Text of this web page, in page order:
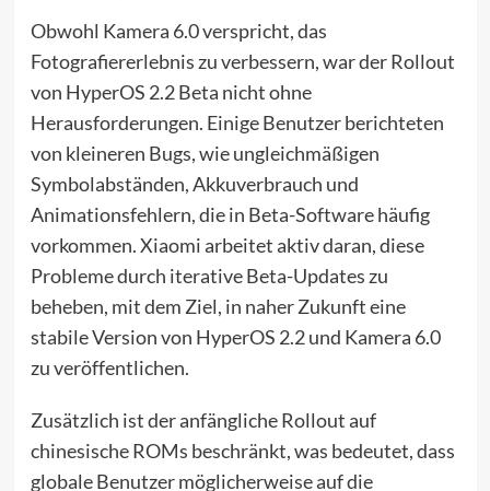
Obwohl Kamera 6.0 verspricht, das
Fotografiererlebnis zu verbessern, war der Rollout
von HyperOS 2.2 Beta nicht ohne
Herausforderungen. Einige Benutzer berichteten
von kleineren Bugs, wie ungleichmäßigen
Symbolabständen, Akkuverbrauch und
Animationsfehlern, die in Beta-Software häufig
vorkommen. Xiaomi arbeitet aktiv daran, diese
Probleme durch iterative Beta-Updates zu
beheben, mit dem Ziel, in naher Zukunft eine
stabile Version von HyperOS 2.2 und Kamera 6.0
zu veröffentlichen.
Zusätzlich ist der anfängliche Rollout auf
chinesische ROMs beschränkt, was bedeutet, dass
globale Benutzer möglicherweise auf die